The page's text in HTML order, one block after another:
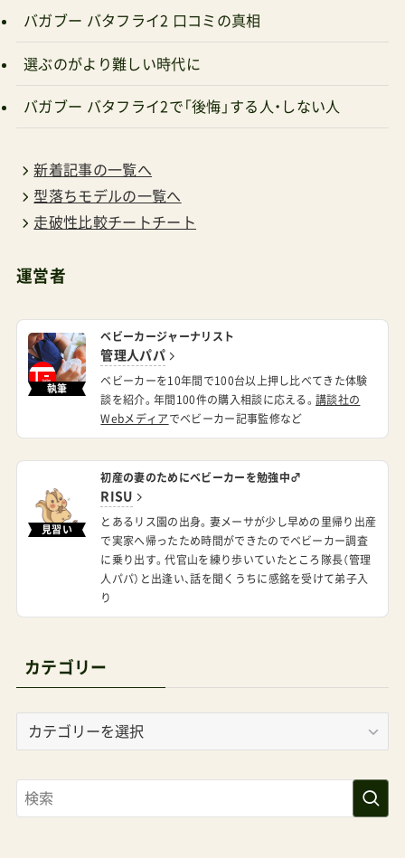
選ぶのがより難しい時代に
バガブー バタフライ2で「後悔」する人・しない人
型落ちモデルの一覧へ
走破性比較チートチート
執筆
管理人パパ
ベビーカーを10年間で100台以上押し比べてきた体験
談を紹介。年間100件の購入相談に応える。
Webメディアでベビーカー記事監修など
見習い
RISU
で実家へ帰ったため時間ができたのでベビーカー調査
に乗り出す。代官山を練り歩いていたところ隊長（管理
人パパ）と出逢い、話を聞くうちに感銘を受けて弟子入
り
カ
テ
ゴ
ー